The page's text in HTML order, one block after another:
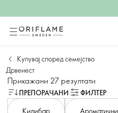
Купувај според семејство
Дрвенест
Прикажани 27 резултати
ПРЕПОРАЧАНИ
ФИЛТЕР
Килибар
Ароматични